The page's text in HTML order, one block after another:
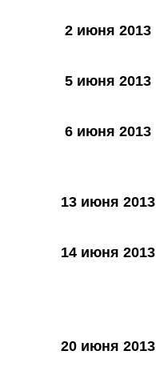
2 июня 2013
5 июня 2013
6 июня 2013
13 июня 2013
14 июня 2013
20 июня 2013